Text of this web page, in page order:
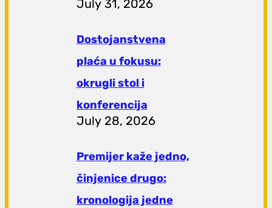
July 31, 2026
Dostojanstvena
plaća u fokusu:
okrugli stol i
konferencija
July 28, 2026
Premijer kaže jedno,
činjenice drugo:
kronologija jedne